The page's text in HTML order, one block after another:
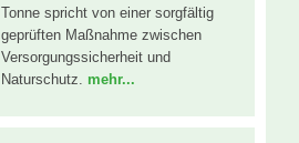
Tonne spricht von einer sorgfältig
geprüften Maßnahme zwischen
Versorgungssicherheit und
Naturschutz. mehr...